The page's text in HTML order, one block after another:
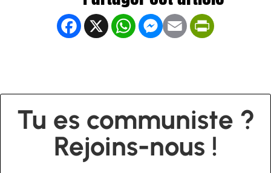
Facebook
X WhatsApp
Messenger
Email
Tu es communiste ?
Rejoins-nous !